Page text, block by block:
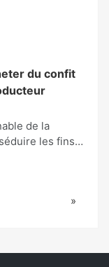
du confit
de la
les fins…
Next
»